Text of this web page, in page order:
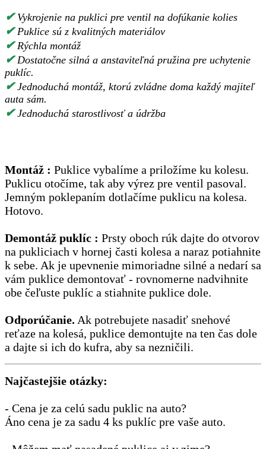
✔ Vykrojenie na puklici pre ventil na dofúkanie kolies
✔ Puklice sú z kvalitných materiálov
✔ Rýchla montáž
✔ Dostatočne silná a anstaviteľná pružina pre uchytenie
puklíc.
✔ Jednoduchá montáž, ktorú zvládne doma každý majiteľ
auta sám.
✔ Jednoduchá starostlivosť a údržba
Montáž : Puklice vybalíme a priložíme ku kolesu.
Puklicu otočíme, tak aby výrez pre ventil pasoval.
Jemným poklepaním dotlačíme puklicu na kolesa.
Hotovo.
Demontáž puklíc : Prsty oboch rúk dajte do otvorov
na pukliciach v hornej časti kolesa a naraz potiahnite
k sebe. Ak je upevnenie mimoriadne silné a nedarí sa
vám puklice demontovať - rovnomerne nadvihnite
obe čeľuste puklíc a stiahnite puklice dole.
Odporúčanie. Ak potrebujete nasadiť snehové
reťaze na kolesá, puklice demontujte na ten čas dole
a dajte si ich do kufra, aby sa nezničili.
Najčastejšie otázky:
- Cena je za celú sadu puklic na auto?
Áno cena je za sadu 4 ks puklíc pre vaše auto.